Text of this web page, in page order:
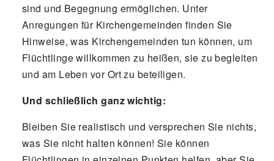
sind und Begegnung ermöglichen. Unter
Anregungen für Kirchengemeinden finden Sie
Hinweise, was Kirchengemeinden tun können, um
Flüchtlinge willkommen zu heißen, sie zu begleiten
und am Leben vor Ort zu beteiligen.
Und schließlich ganz wichtig:
Bleiben Sie realistisch und versprechen Sie nichts,
was Sie nicht halten können! Sie können